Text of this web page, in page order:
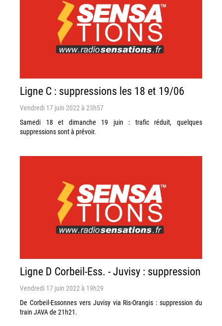
Ligne C : suppressions les 18 et 19/06
Vendredi 17 juin 2022 à 23h57
Samedi 18 et dimanche 19 juin : trafic réduit, quelques
suppressions sont à prévoir.
Ligne D Corbeil-Ess. - Juvisy : suppression
Vendredi 17 juin 2022 à 19h29
De Corbeil-Essonnes vers Juvisy via Ris-Orangis : suppression du
train JAVA de 21h21.